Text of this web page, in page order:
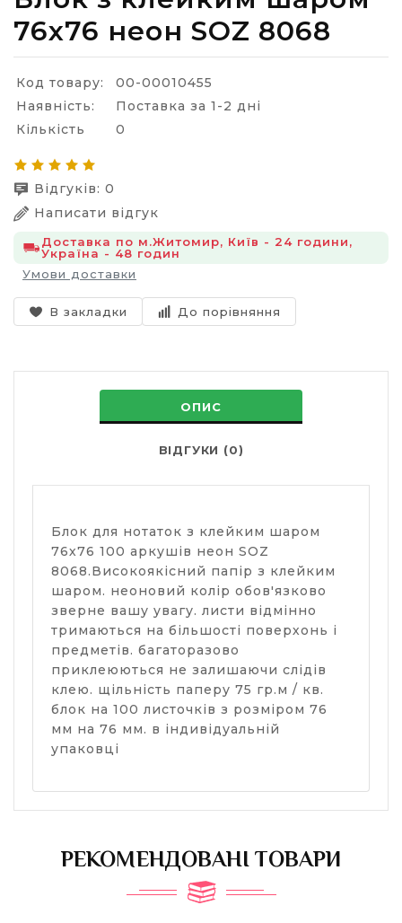
76х76 неон SOZ 8068
Код товару:
00-00010455
Наявність:
Поставка за 1-2 дні
Кількість
0
Відгуків: 0
Написати відгук
Доставка по м.Житомир, Київ - 24 години,
Україна - 48 годин
Умови доставки
В закладки До порівняння
ОПИС
ВІДГУКИ (0)
Блок для нотаток з клейким шаром
76х76 100 аркушів неон SOZ
8068.Високоякісний папір з клейким
шаром. неоновий колір обов'язково
зверне вашу увагу. листи відмінно
тримаються на більшості поверхонь і
предметів. багаторазово
приклеюються не залишаючи слідів
клею. щільність паперу 75 гр.м / кв.
блок на 100 листочків з розміром 76
мм на 76 мм. в індивідуальній
упаковці
РЕКОМЕНДОВАНІ ТОВАРИ